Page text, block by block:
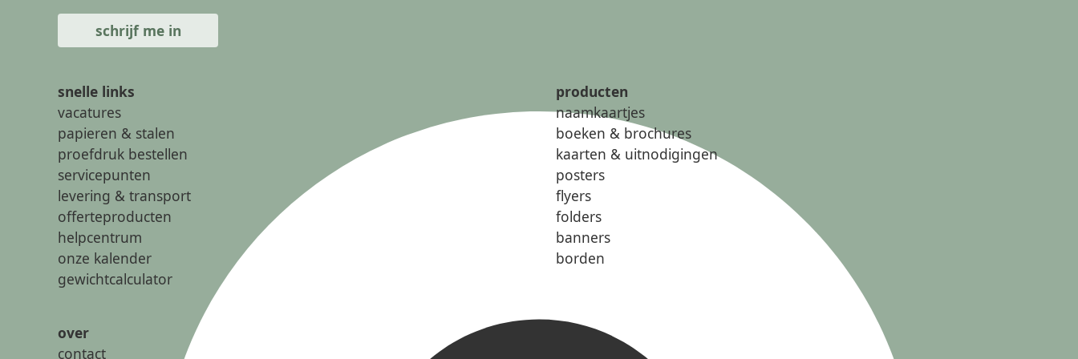
snelle links
vacatures
papieren & stalen
proefdruk bestellen
servicepunten
levering & transport
offerteproducten
helpcentrum
onze kalender
gewichtcalculator
over
contact
producten
naamkaartjes
boeken & brochures
kaarten & uitnodigingen
posters
flyers
folders
banners
borden